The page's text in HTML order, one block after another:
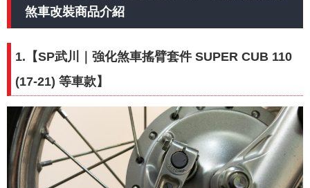
煞車改裝商品介紹
1.【SP武川｜ 強化煞車搖臂套件 SUPER CUB 110
(17-21) 等車款】